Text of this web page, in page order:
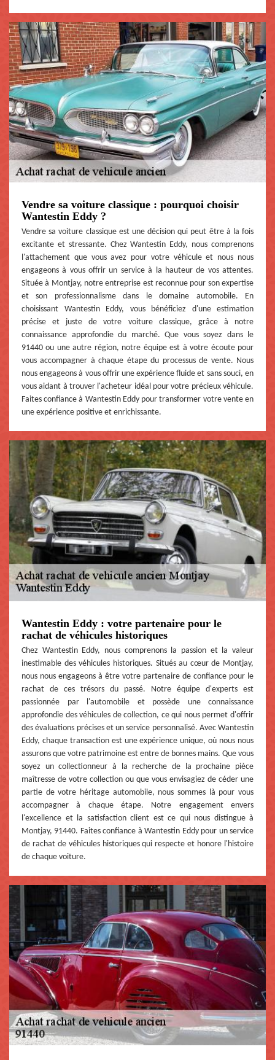
Vendre sa voiture classique : pourquoi choisir
Wantestin Eddy ?
Vendre sa voiture classique est une décision qui peut être à la fois
excitante et stressante. Chez Wantestin Eddy, nous comprenons
l'attachement que vous avez pour votre véhicule et nous nous
engageons à vous offrir un service à la hauteur de vos attentes.
Située à Montjay, notre entreprise est reconnue pour son expertise
et son professionnalisme dans le domaine automobile. En
choisissant Wantestin Eddy, vous bénéficiez d'une estimation
précise et juste de votre voiture classique, grâce à notre
connaissance approfondie du marché. Que vous soyez dans le
91440 ou une autre région, notre équipe est à votre écoute pour
vous accompagner à chaque étape du processus de vente. Nous
nous engageons à vous offrir une expérience fluide et sans souci, en
vous aidant à trouver l'acheteur idéal pour votre précieux véhicule.
Faites confiance à Wantestin Eddy pour transformer votre vente en
une expérience positive et enrichissante.
Wantestin Eddy : votre partenaire pour le
rachat de véhicules historiques
Chez Wantestin Eddy, nous comprenons la passion et la valeur
inestimable des véhicules historiques. Situés au cœur de Montjay,
nous nous engageons à être votre partenaire de confiance pour le
rachat de ces trésors du passé. Notre équipe d'experts est
passionnée par l'automobile et possède une connaissance
approfondie des véhicules de collection, ce qui nous permet d'offrir
des évaluations précises et un service personnalisé. Avec Wantestin
Eddy, chaque transaction est une expérience unique, où nous nous
assurons que votre patrimoine est entre de bonnes mains. Que vous
soyez un collectionneur à la recherche de la prochaine pièce
maîtresse de votre collection ou que vous envisagiez de céder une
partie de votre héritage automobile, nous sommes là pour vous
accompagner à chaque étape. Notre engagement envers
l'excellence et la satisfaction client est ce qui nous distingue à
Montjay, 91440. Faites confiance à Wantestin Eddy pour un service
de rachat de véhicules historiques qui respecte et honore l'histoire
de chaque voiture.